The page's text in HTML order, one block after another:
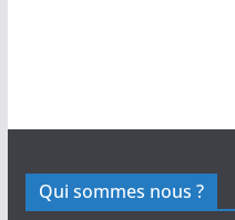
Qui sommes nous ?